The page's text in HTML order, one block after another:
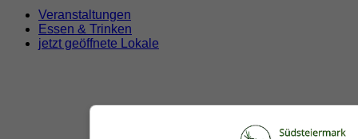
Veranstaltungen
Essen & Trinken
jetzt geöffnete Lokale